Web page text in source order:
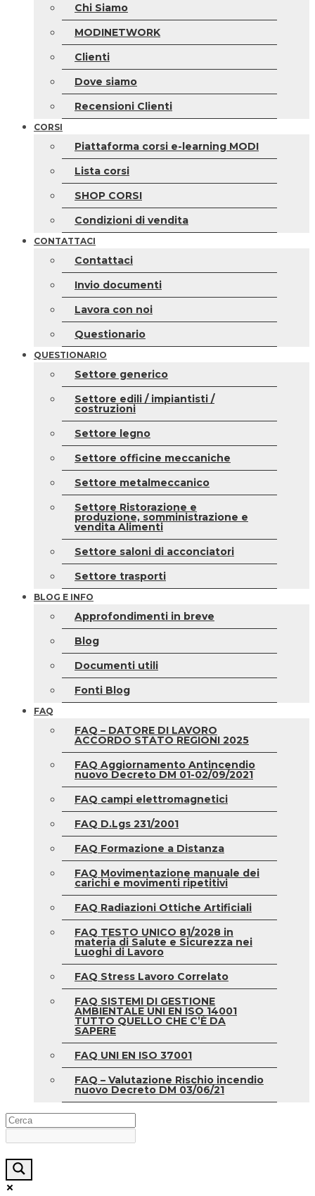
Chi Siamo
MODINETWORK
Clienti
Dove siamo
Recensioni Clienti
CORSI
Piattaforma corsi e-learning MODI
Lista corsi
SHOP CORSI
Condizioni di vendita
CONTATTACI
Contattaci
Invio documenti
Lavora con noi
Questionario
QUESTIONARIO
Settore generico
Settore edili / impiantisti /
costruzioni
Settore legno
Settore officine meccaniche
Settore metalmeccanico
Settore Ristorazione e
produzione, somministrazione e
vendita Alimenti
Settore saloni di acconciatori
Settore trasporti
BLOG E INFO
Approfondimenti in breve
Blog
Documenti utili
Fonti Blog
FAQ
FAQ – DATORE DI LAVORO
ACCORDO STATO REGIONI 2025
FAQ Aggiornamento Antincendio
nuovo Decreto DM 01-02/09/2021
FAQ campi elettromagnetici
FAQ D.Lgs 231/2001
FAQ Formazione a Distanza
FAQ Movimentazione manuale dei
carichi e movimenti ripetitivi
FAQ Radiazioni Ottiche Artificiali
FAQ TESTO UNICO 81/2028 in
materia di Salute e Sicurezza nei
Luoghi di Lavoro
FAQ Stress Lavoro Correlato
FAQ SISTEMI DI GESTIONE
AMBIENTALE UNI EN ISO 14001
TUTTO QUELLO CHE C’È DA
SAPERE
FAQ UNI EN ISO 37001
FAQ – Valutazione Rischio incendio
nuovo Decreto DM 03/06/21